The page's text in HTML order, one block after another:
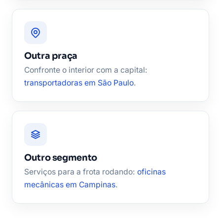
Outra praça
Confronte o interior com a capital:
transportadoras em São Paulo.
Outro segmento
Serviços para a frota rodando: oficinas
mecânicas em Campinas.